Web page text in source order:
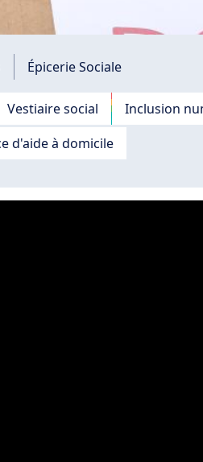
Épicerie Sociale
Vestiaire social Inclusion
d'aide à domicile